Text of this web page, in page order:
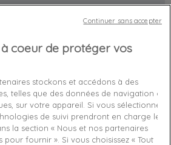
craque !
coeur de protéger vos
stockons et accédons à des
telles que des données de navigation ou
sur votre appareil. Si vous sélectionnez
de suivi prendront en charge les
la section « Nous et nos partenaires
fournir ». Si vous choisissez « Tout
Continuer sans accepter